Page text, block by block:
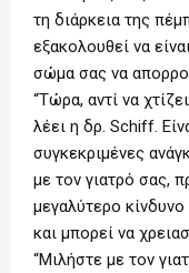
τη διάρκεια της
εξακολουθεί να
σώμα σας να
“Τώρα, αντί να
λέει η δρ. Schiff.
συγκεκριμένες
με τον γιατρό σας,
μεγαλύτερο
και μπορεί να
“Μιλήστε με τον